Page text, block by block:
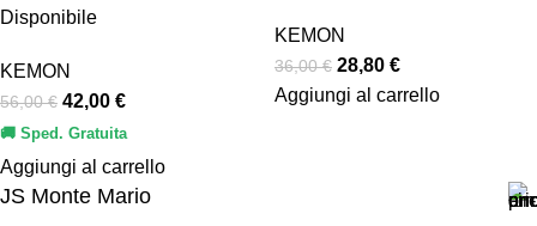
Disponibile
KEMON
56,00€ 42,00 €
🚚 Sped. Gratuita
Aggiungi al carrello
KEMON
36,00€ 28,80 €
Aggiungi al carrello
JS Monte Mario